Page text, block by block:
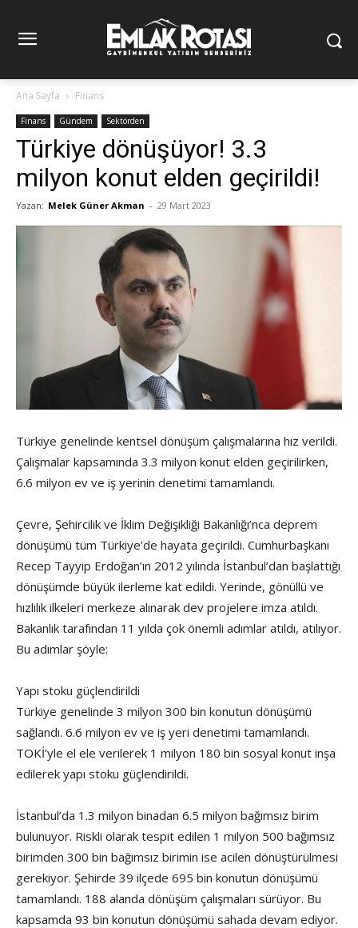
Ana Sayfa Finans
Finans Gündem Sektörden
Türkiye dönüşüyor! 3.3
milyon konut elden geçirildi!
Yazan: Melek Güner Akman - 29 Mart 2023
Türkiye genelinde kentsel dönüşüm çalışmalarına hız verildi.
Çalışmalar kapsamında 3.3 milyon konut elden geçirilirken,
6.6 milyon ev ve iş yerinin denetimi tamamlandı.
Çevre, Şehircilik ve İklim Değişikliği Bakanlığı’nca deprem
dönüşümü tüm Türkiye’de hayata geçirildi. Cumhurbaşkanı
Recep Tayyip Erdoğan’ın 2012 yılında İstanbul’dan başlattığı
dönüşümde büyük ilerleme kat edildi. Yerinde, gönüllü ve
hızlılık ilkeleri merkeze alınarak dev projelere imza atıldı.
Bakanlık tarafından 11 yılda çok önemli adımlar atıldı, atılıyor.
Bu adımlar şöyle:
Yapı stoku güçlendirildi
Türkiye genelinde 3 milyon 300 bin konutun dönüşümü
sağlandı. 6.6 milyon ev ve iş yeri denetimi tamamlandı.
TOKİ’yle el ele verilerek 1 milyon 180 bin sosyal konut inşa
edilerek yapı stoku güçlendirildi.
İstanbul’da 1.3 milyon binadan 6.5 milyon bağımsız birim
bulunuyor. Riskli olarak tespit edilen 1 milyon 500 bağımsız
birimden 300 bin bağımsız birimin ise acilen dönüştürülmesi
gerekiyor. Şehirde 39 ilçede 695 bin konutun dönüşümü
tamamlandı. 188 alanda dönüşüm çalışmaları sürüyor. Bu
kapsamda 93 bin konutun dönüşümü sahada devam ediyor.